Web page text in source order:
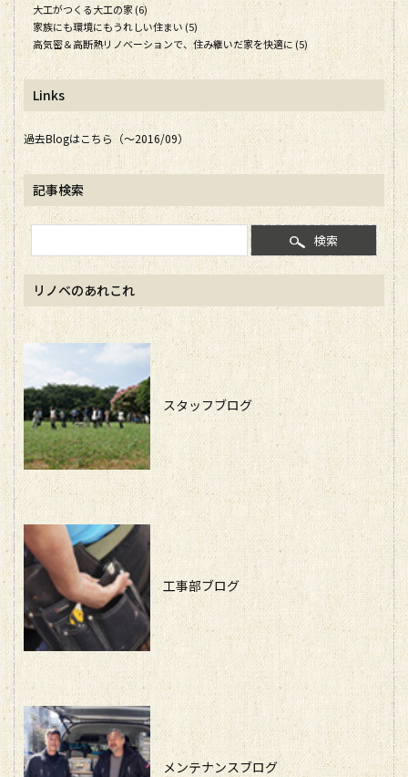
大工がつくる大工の家 (6)
家族にも環境にもうれしい住まい (5)
高気密＆高断熱リノベーションで、住み継いだ家を快適に (5)
Links
過去Blogはこちら（～2016/09）
記事検索
検索
リノベのあれこれ
スタッフブログ
工事部ブログ
メンテナンスブログ